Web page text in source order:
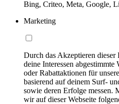
Bing, Criteo, Meta, Google,
Marketing
Durch das Akzeptieren
deine Interessen abgestimmte
oder Rabattaktionen für
basierend auf deinem Surf-
sowie deren Erfolge messen.
wir auf dieser Webseite